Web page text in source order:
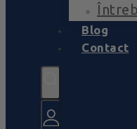
Blog
Contact